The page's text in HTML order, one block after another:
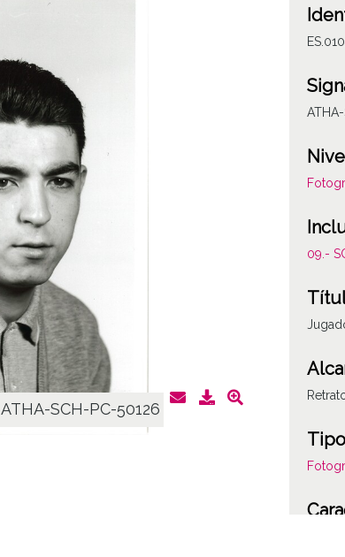
ATHA-SCH-PC-50126
09.-